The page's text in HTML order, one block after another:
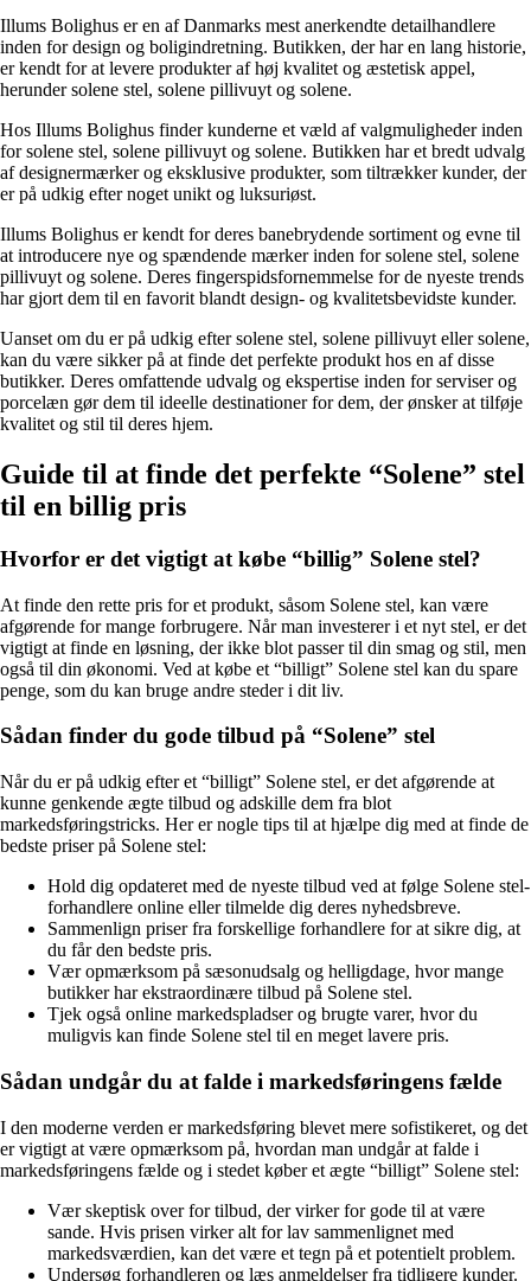
Illums Bolighus er en af Danmarks mest anerkendte detailhandlere
inden for design og boligindretning. Butikken, der har en lang historie,
er kendt for at levere produkter af høj kvalitet og æstetisk appel,
herunder solene stel, solene pillivuyt og solene.
Hos Illums Bolighus finder kunderne et væld af valgmuligheder inden
for solene stel, solene pillivuyt og solene. Butikken har et bredt udvalg
af designermærker og eksklusive produkter, som tiltrækker kunder, der
er på udkig efter noget unikt og luksuriøst.
Illums Bolighus er kendt for deres banebrydende sortiment og evne til
at introducere nye og spændende mærker inden for solene stel, solene
pillivuyt og solene. Deres fingerspidsfornemmelse for de nyeste trends
har gjort dem til en favorit blandt design- og kvalitetsbevidste kunder.
Uanset om du er på udkig efter solene stel, solene pillivuyt eller solene,
kan du være sikker på at finde det perfekte produkt hos en af ​​disse
butikker. Deres omfattende udvalg og ekspertise inden for serviser og
porcelæn gør dem til ideelle destinationer for dem, der ønsker at tilføje
kvalitet og stil til deres hjem.
Guide til at finde det perfekte “Solene” stel
til en billig pris
Hvorfor er det vigtigt at købe “billig” Solene stel?
At finde den rette pris for et produkt, såsom Solene stel, kan være
afgørende for mange forbrugere. Når man investerer i et nyt stel, er det
vigtigt at finde en løsning, der ikke blot passer til din smag og stil, men
også til din økonomi. Ved at købe et “billigt” Solene stel kan du spare
penge, som du kan bruge andre steder i dit liv.
Sådan finder du gode tilbud på “Solene” stel
Når du er på udkig efter et “billigt” Solene stel, er det afgørende at
kunne genkende ægte tilbud og adskille dem fra blot
markedsføringstricks. Her er nogle tips til at hjælpe dig med at finde de
bedste priser på Solene stel:
Hold dig opdateret med de nyeste tilbud ved at følge Solene stel-
forhandlere online eller tilmelde dig deres nyhedsbreve.
Sammenlign priser fra forskellige forhandlere for at sikre dig, at
du får den bedste pris.
Vær opmærksom på sæsonudsalg og helligdage, hvor mange
butikker har ekstraordinære tilbud på Solene stel.
Tjek også online markedspladser og brugte varer, hvor du
muligvis kan finde Solene stel til en meget lavere pris.
Sådan undgår du at falde i markedsføringens fælde
I den moderne verden er markedsføring blevet mere sofistikeret, og det
er vigtigt at være opmærksom på, hvordan man undgår at falde i
markedsføringens fælde og i stedet køber et ægte “billigt” Solene stel:
Vær skeptisk over for tilbud, der virker for gode til at være
sande. Hvis prisen virker alt for lav sammenlignet med
markedsværdien, kan det være et tegn på et potentielt problem.
Undersøg forhandleren og læs anmeldelser fra tidligere kunder.